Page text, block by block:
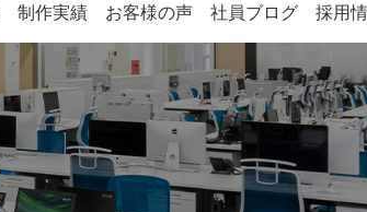
デザイン作成・印刷サービス
PRINTING
チラシ/フライヤーデザインの制作・印刷
カタログデザインの制作・印刷
制作実績 お客様の声 社員ブログ 採用